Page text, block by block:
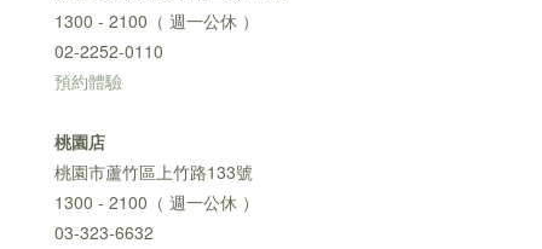
1300 - 2100（ 週一公休 ）
02-2252-0110
預約體驗
桃園店
桃園市蘆竹區上竹路133號
1300 - 2100（ 週一公休 ）
03-323-6632